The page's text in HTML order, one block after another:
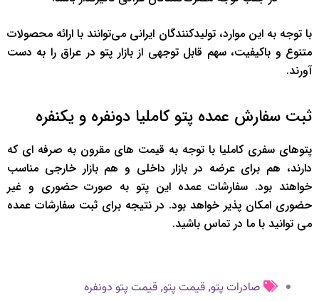
با توجه به این موارد، تولیدکنندگان ایرانی می‌توانند با ارائه محصولات
متنوع و باکیفیت، سهم قابل توجهی از بازار پتو در عراق را به دست
آورند.
ثبت سفارش عمده پتو کاملیا دونفره و یکنفره
پتوهای سفری کاملیا با توجه به قیمت های مقرون به صرفه ای که
دارند، هم برای عرضه در بازار داخلی و هم بازار خارجی مناسب
خواهند بود. سفارشات عمده این پتو به صورت حضوری و غیر
حضوری امکان پذیر خواهد بود. در نتیجه برای ثبت سفارشات عمده
می توانید با ما در تماس باشید.
صادرات پتو, قیمت پتو, قیمت پتو دونفره